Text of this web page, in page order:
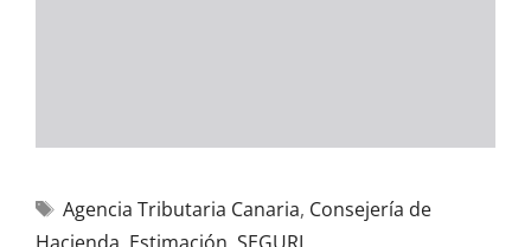
Agencia Tributaria Canaria, Consejería de